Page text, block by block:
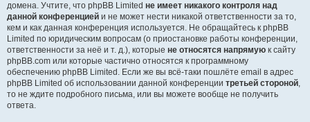
домена. Учтите, что phpBB Limited не имеет никакого контроля над
данной конференцией и не может нести никакой ответственности за то,
кем и как данная конференция используется. Не обращайтесь к phpBB
Limited по юридическим вопросам (о приостановке работы конференции,
ответственности за неё и т. д.), которые не относятся напрямую к сайту
phpBB.com или которые частично относятся к программному
обеспечению phpBB Limited. Если же вы всё-таки пошлёте email в адрес
phpBB Limited об использовании данной конференции третьей стороной,
то не ждите подробного письма, или вы можете вообще не получить
ответа.